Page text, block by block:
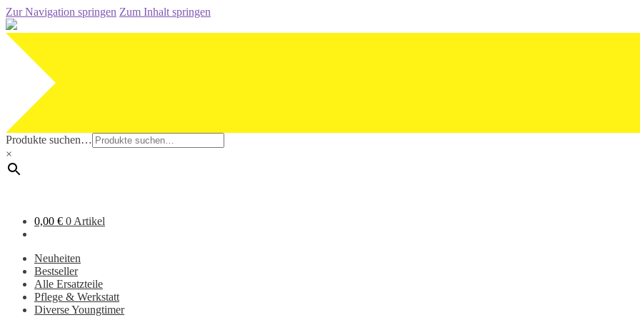
Zur Navigation springen Zum Inhalt springen
Produkte suchen…
×
0,00 € 0 Artikel
Neuheiten
Bestseller
Alle Ersatzteile
Pflege & Werkstatt
Diverse Youngtimer